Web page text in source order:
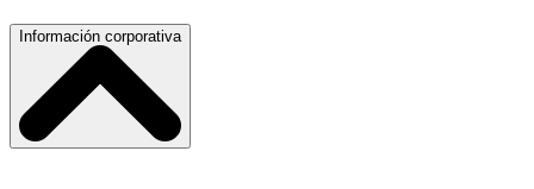
Materiales para Construcción
Laboratorios de Diagnóstico Clínico
Ferreterías
Servicio de Grúas
Médicos Oculistas y Oftalmólogos
Ferreterías
Información corporativa